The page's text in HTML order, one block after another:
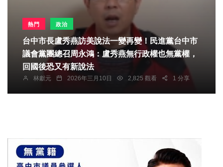
熱門 政治
台中市長盧秀燕訪美說法一變再變！民進黨台中市
議會黨團總召周永鴻：盧秀燕無行政權也無黨權，
回國後恐又有新說法
林獻元 2026年三月10日 2,825 觀看 1 分享